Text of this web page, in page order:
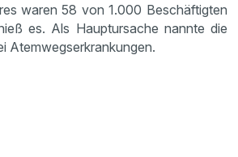
waren 58 von 1.000 Beschäftigten
es. Als Hauptursache nannte die
Atemwegserkrankungen.